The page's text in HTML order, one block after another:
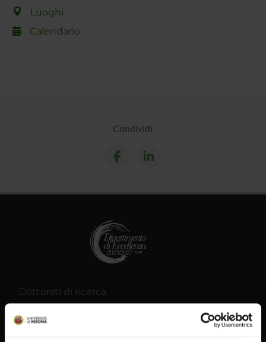
Luoghi
Calendario
Condividi
Dottorati di ricerca
Contatti